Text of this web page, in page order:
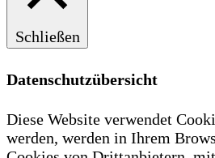
Schließen
Datenschutzübersicht
Diese Website verwendet
werden, werden in Ihrem